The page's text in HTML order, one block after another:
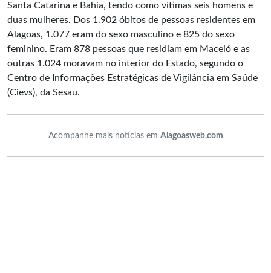
Santa Catarina e Bahia, tendo como vítimas seis homens e
duas mulheres. Dos 1.902 óbitos de pessoas residentes em
Alagoas, 1.077 eram do sexo masculino e 825 do sexo
feminino. Eram 878 pessoas que residiam em Maceió e as
outras 1.024 moravam no interior do Estado, segundo o
Centro de Informações Estratégicas de Vigilância em Saúde
(Cievs), da Sesau.
Acompanhe mais notícias em Alagoasweb.com